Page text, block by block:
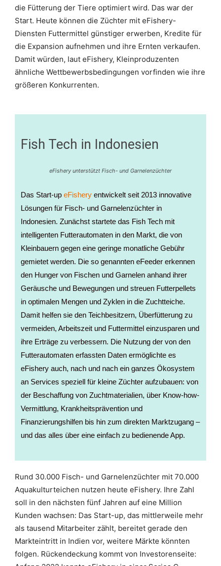
die Fütterung der Tiere optimiert wird. Das war der
Start. Heute können die Züchter mit eFishery-
Diensten Futtermittel günstiger erwerben, Kredite für
die Expansion aufnehmen und ihre Ernten verkaufen.
Damit würden, laut eFishery, Kleinproduzenten
ähnliche Wettbewerbsbedingungen vorfinden wie ihre
größeren Konkurrenten.
Fish Tech in Indonesien
eFishery unterstützt Fisch- und Garnelenzüchter
Das Start-up eFishery entwickelt seit 2013 innovative
Lösungen für Fisch- und Garnelenzüchter in
Indonesien. Zunächst startete das Fish Tech mit
intelligenten Futterautomaten in den Markt, die von
Kleinbauern gegen eine geringe monatliche Gebühr
gemietet werden. Die so genannten eFeeder erkennen
den Hunger von Fischen und Garnelen anhand ihrer
Geräusche und Bewegungen und streuen Futterpellets
in optimalen Mengen und Zyklen in die Zuchtteiche.
Damit helfen sie den Teichbesitzern, Überfütterung zu
vermeiden, Arbeitszeit und Futtermittel einzusparen und
ihre Erträge zu verbessern. Die Nutzung der von den
Futterautomaten erfassten Daten ermöglichte es
eFishery auch, nach und nach ein ganzes Ökosystem
an Services speziell für kleine Züchter aufzubauen: von
der Beschaffung von Zuchtmaterialien, über Know-how-
Vermittlung, Krankheitsprävention und
Finanzierungshilfen bis hin zum direkten Marktzugang –
und das alles über eine einfach zu bedienende App.
Rund 30.000 Fisch- und Garnelenzüchter mit 70.000
Aquakulturteichen nutzen heute eFishery. Ihre Zahl
soll in den nächsten fünf Jahren auf eine Million
Kunden wachsen: Das Start-up, das mittlerweile mehr
als tausend Mitarbeiter zählt, bereitet gerade den
Markteintritt in Indien vor, weitere Märkte könnten
folgen. Rückendeckung kommt von Investorenseite: